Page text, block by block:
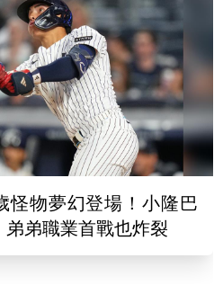
怪物夢幻登場！小隆巴
弟職業首戰也炸裂